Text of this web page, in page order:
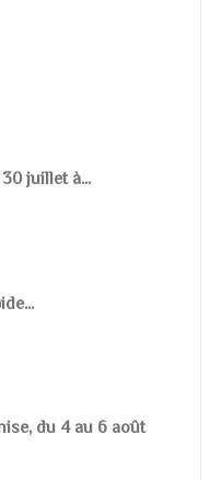
juillet à...
du 4 au 6 août